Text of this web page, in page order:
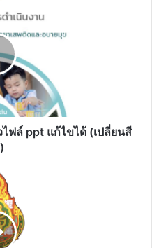
ฟล์ ppt แก้ไขได้ (เปลี่ยนสี